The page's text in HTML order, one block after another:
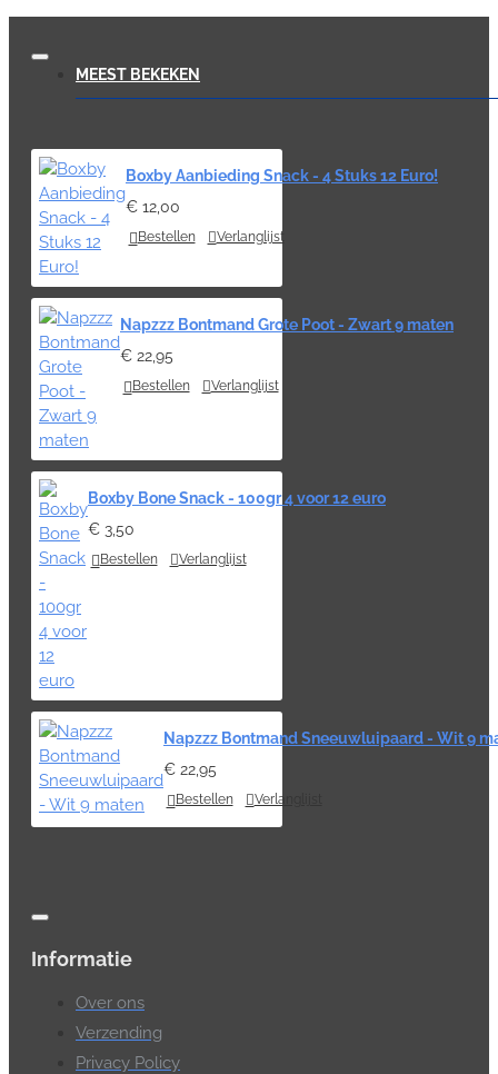
MEEST BEKEKEN
Boxby Aanbieding Snack - 4 Stuks 12 Euro!
€ 12,00
Bestellen Verlanglijst
Napzzz Bontmand Grote Poot - Zwart 9 maten
€ 22,95
Bestellen Verlanglijst
Boxby Bone Snack - 100gr 4 voor 12 euro
€ 3,50
Bestellen Verlanglijst
Napzzz Bontmand Sneeuwluipaard - Wit 9
€ 22,95
Bestellen Verlanglijst
Informatie
Over ons
Verzending
Privacy Policy